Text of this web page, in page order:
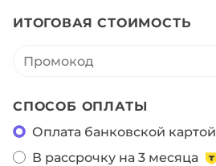
ИТОГОВАЯ СТОИМОСТЬ
СПОСОБ ОПЛАТЫ
Оплата банковской картой
В рассрочку на 3 месяца